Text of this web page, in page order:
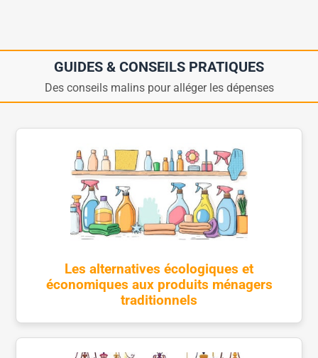
GUIDES & CONSEILS PRATIQUES
Des conseils malins pour alléger les dépenses
Les alternatives écologiques et
économiques aux produits ménagers
traditionnels